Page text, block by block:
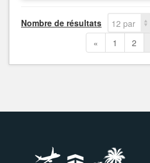
Nombre de résultats
12 par
page
« 1 2